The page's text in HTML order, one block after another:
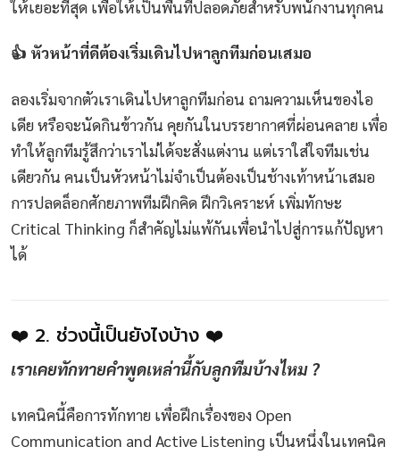
ให้เยอะที่สุด เพื่อให้เป็นพื้นที่ปลอดภัยสำหรับพนักงานทุกคน
👍 หัวหน้าที่ดีต้องเริ่มเดินไปหาลูกทีมก่อนเสมอ
ลองเริ่มจากตัวเราเดินไปหาลูกทีมก่อน ถามความเห็นของไอ
เดีย หรือจะนัดกินข้าวกัน คุยกันในบรรยากาศที่ผ่อนคลาย เพื่อ
ทำให้ลูกทีมรู้สึกว่าเราไม่ได้จะสั่งแต่งาน แต่เราใส่ใจทีมเช่น
เดียวกัน คนเป็นหัวหน้าไม่จำเป็นต้องเป็นช้างเท้าหน้าเสมอ
การปลดล็อกศักยภาพทีมฝึกคิด ฝึกวิเคราะห์ เพิ่มทักษะ
Critical Thinking ก็สำคัญไม่แพ้กันเพื่อนำไปสู่การแก้ปัญหา
ได้
❤️ 2. ช่วงนี้เป็นยังไงบ้าง ❤️
เราเคยทักทายคำพูดเหล่านี้กับลูกทีมบ้างไหม ?
เทคนิคนี้คือการทักทาย เพื่อฝึกเรื่องของ Open
Communication and Active Listening เป็นหนึ่งในเทคนิค